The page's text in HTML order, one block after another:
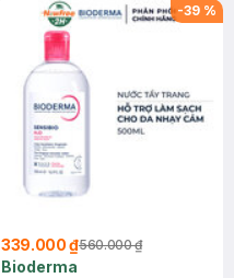
-39 %
339.000 ₫560.000 ₫
Bioderma